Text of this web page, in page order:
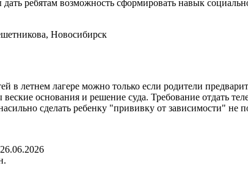
ребятам возможность сформировать навык
Новосибирск
в летнем лагере можно только если родители
основания и решение суда. Требование отдать
сделать ребенку "прививку от зависимости" не
Send
an
26.06.2026